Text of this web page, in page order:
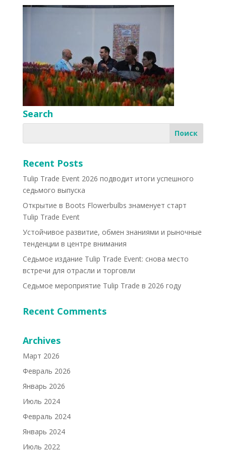
Search
Recent Posts
Tulip Trade Event 2026 подводит итоги успешного
седьмого выпуска
Открытие в Boots Flowerbulbs знаменует старт
Tulip Trade Event
Устойчивое развитие, обмен знаниями и рыночные
тенденции в центре внимания
Седьмое издание Tulip Trade Event: снова место
встречи для отрасли и торговли
Седьмое мероприятие Tulip Trade в 2026 году
Recent Comments
Archives
Март 2026
Февраль 2026
Январь 2026
Июль 2024
Февраль 2024
Январь 2024
Июль 2022